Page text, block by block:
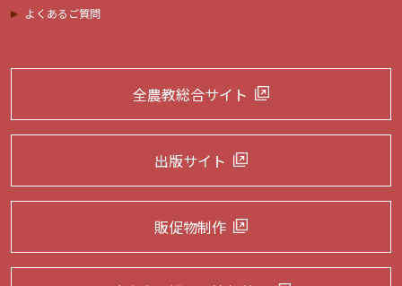
よくあるご質問
全農教総合サイト
出版サイト
販促物制作